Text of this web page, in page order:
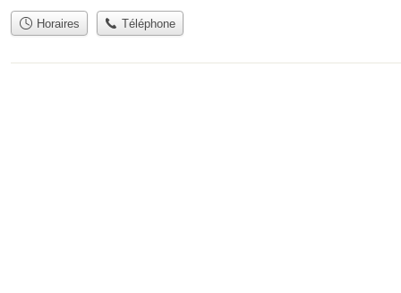
Horaires Téléphone